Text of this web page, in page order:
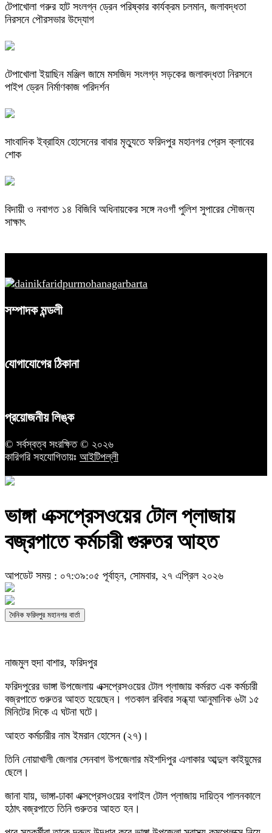
টেপাখোলা গরুর হাট সংলগ্ন ড্রেন পরিষ্কার কার্যক্রম চলমান, জলাবদ্ধতা
নিরসনে পৌরসভার উদ্যোগ
টেপাখোলা ইয়াছিন মঞ্জিল জামে মসজিদ সংলগ্ন সড়কের জলাবদ্ধতা নিরসনে
পাইপ ড্রেন নির্মাণকাজ পরিদর্শন
সাংবাদিক ইব্রাহিম হোসেনের বাবার মৃত্যুতে ফরিদপুর মহানগর প্রেস ক্লাবের
শোক
বিদায়ী ও নবাগত ১৪ বিজিবি অধিনায়কের সঙ্গে নওগাঁ পুলিশ সুপারের সৌজন্য
সাক্ষাৎ
সম্পাদক মন্ডলী
যোগাযোগের ঠিকানা
প্রয়োজনীয় লিঙ্ক
© সর্বস্বত্ব সংরক্ষিত © ২০২৬
কারিগরি সহযোগিতায়ঃ আইটিপল্লী
ভাঙ্গা এক্সপ্রেসওয়ের টোল প্লাজায়
বজ্রপাতে কর্মচারী গুরুতর আহত
আপডেট সময় : ০৭:৩৯:০৫ পূর্বাহ্ন, সোমবার, ২৭ এপ্রিল ২০২৬
দৈনিক ফরিদপুর মহানগর বার্তা
নাজমুল হুদা বাশার, ফরিদপুর
ফরিদপুরের ভাঙ্গা উপজেলায় এক্সপ্রেসওয়ের টোল প্লাজায় কর্মরত এক কর্মচারী
বজ্রপাতে গুরুতর আহত হয়েছেন। গতকাল ‌রবিবার সন্ধ্যা আনুমানিক ৬টা ১৫
মিনিটের দিকে এ ঘটনা ঘটে।
আহত কর্মচারীর নাম ইমরান হোসেন (২৭)।
তিনি নোয়াখালী জেলার সেনবাগ উপজেলার মইশদিপুর এলাকার আব্দুল কাইয়ুমের
ছেলে।
জানা যায়, ভাঙ্গা-ঢাকা এক্সপ্রেসওয়ের বগাইল টোল প্লাজায় দায়িত্ব পালনকালে
হঠাৎ বজ্রপাতে তিনি গুরুতর আহত হন।